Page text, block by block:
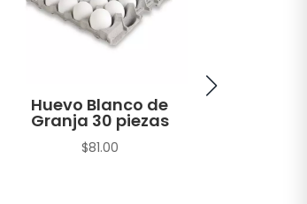
Huevo Blanco de
Granja 30 piezas
$81.00